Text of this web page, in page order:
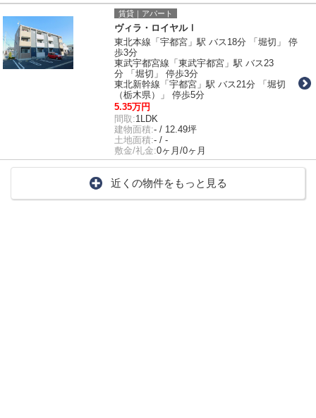
賃貸｜アパート
ヴィラ・ロイヤルⅠ
東北本線「宇都宮」駅 バス18分 「堀切」 停
歩3分
東武宇都宮線「東武宇都宮」駅 バス23
分 「堀切」 停歩3分
東北新幹線「宇都宮」駅 バス21分 「堀切
（栃木県）」 停歩5分
5.35万円
間取:1LDK
建物面積:- / 12.49坪
土地面積:- / -
敷金/礼金:0ヶ月/0ヶ月
近くの物件をもっと見る